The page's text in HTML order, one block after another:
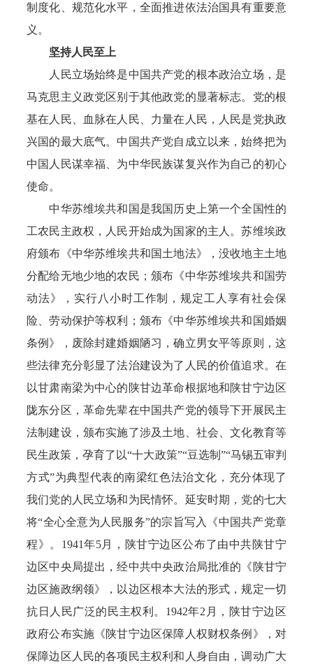
制度化、规范化水平，全面推进依法治国具有重要意
义。
坚持人民至上
人民立场始终是中国共产党的根本政治立场，是
马克思主义政党区别于其他政党的显著标志。党的根
基在人民、血脉在人民、力量在人民，人民是党执政
兴国的最大底气。中国共产党自成立以来，始终把为
中国人民谋幸福、为中华民族谋复兴作为自己的初心
使命。
中华苏维埃共和国是我国历史上第一个全国性的
工农民主政权，人民开始成为国家的主人。苏维埃政
府颁布《中华苏维埃共和国土地法》，没收地主土地
分配给无地少地的农民；颁布《中华苏维埃共和国劳
动法》，实行八小时工作制，规定工人享有社会保
险、劳动保护等权利；颁布《中华苏维埃共和国婚姻
条例》，废除封建婚姻陋习，确立男女平等原则，这
些法律充分彰显了法治建设为了人民的价值追求。在
以甘肃南梁为中心的陕甘边革命根据地和陕甘宁边区
陇东分区，革命先辈在中国共产党的领导下开展民主
法制建设，颁布实施了涉及土地、社会、文化教育等
民生政策，孕育了以“十大政策”“豆选制”“马锡五审判
方式”为典型代表的南梁红色法治文化，充分体现了
我们党的人民立场和为民情怀。延安时期，党的七大
将“全心全意为人民服务”的宗旨写入《中国共产党章
程》。1941年5月，陕甘宁边区公布了由中共陕甘宁
边区中央局提出，经中共中央政治局批准的《陕甘宁
边区施政纲领》，以边区根本大法的形式，规定一切
抗日人民广泛的民主权利。1942年2月，陕甘宁边区
政府公布实施《陕甘宁边区保障人权财权条例》，对
保障边区人民的各项民主权利和人身自由，调动广大